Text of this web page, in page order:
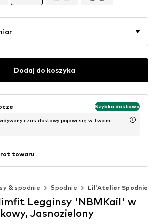
Dodaj do koszyka
Szybka dostawa
czas dostawy pojawi się w Twoim
towaru
& spodnie Spodnie Lil'Atelier Spodnie
Legginsy 'NBMKail' w
Jasnozielony